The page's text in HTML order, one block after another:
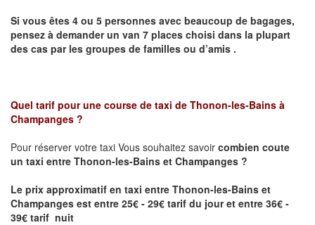
Si vous êtes 4 ou 5 personnes avec beaucoup de bagages,
pensez à demander un van 7 places choisi dans la plupart
des cas par les groupes de familles ou d’amis .
Quel tarif pour une course de taxi de Thonon-les-Bains à
Champanges ?
Pour réserver votre taxi Vous souhaitez savoir combien coute
un taxi entre Thonon-les-Bains et Champanges ?
Le prix approximatif en taxi entre Thonon-les-Bains et
Champanges est entre 25€ - 29€ tarif du jour et entre 36€ -
39€ tarif nuit